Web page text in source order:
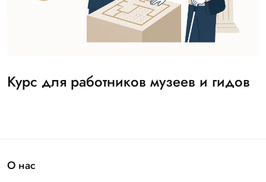
Курс для работников музеев и гидов
О нас